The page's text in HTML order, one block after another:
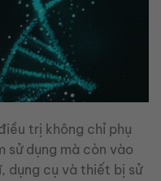
trị không chỉ phụ
sử dụng mà còn vào
dụng cụ và thiết bị sử